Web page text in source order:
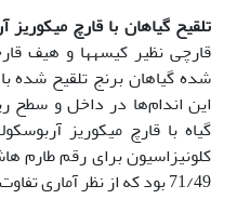
تلقیح گیاهان با قارچ میکوریز
قارچی نظیر کیسه­ها و هیف
شده گیاهان برنج تلقیح شده
این اندام‌ها در داخل و سطح
71/49 بود
که از نظر آماری